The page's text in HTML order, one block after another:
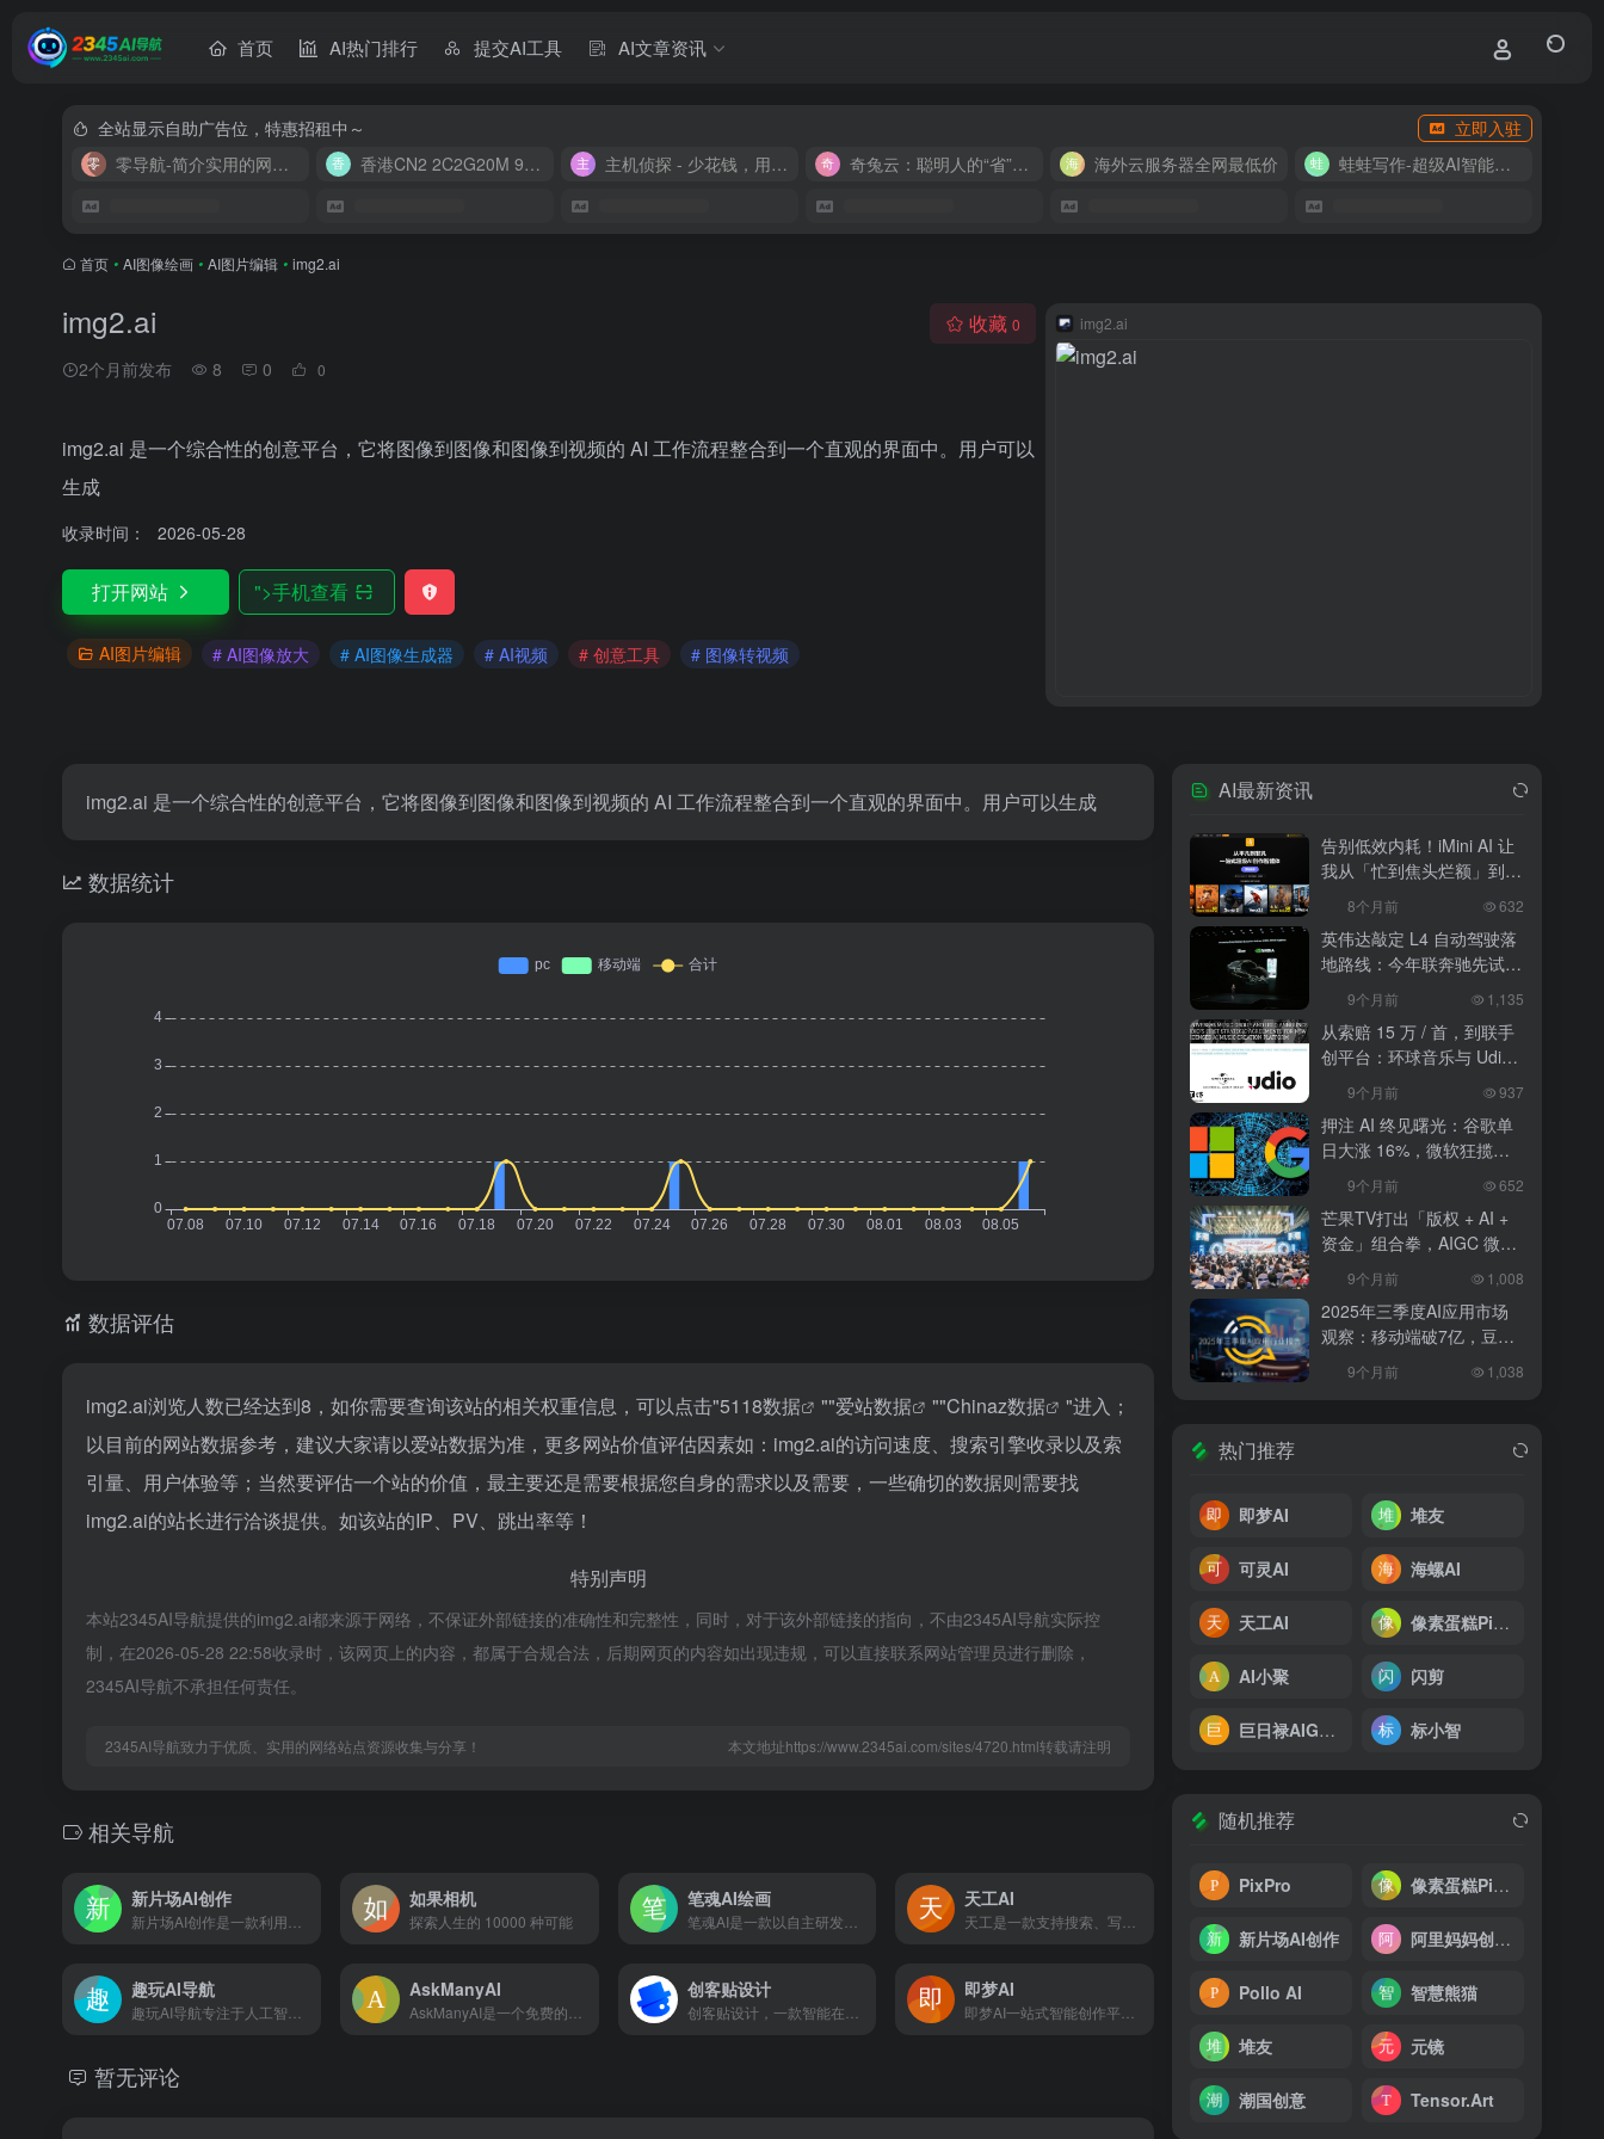
首页 AI热门排行 提交AI工具 AI文章资讯
全站显示自助广告位，特惠招租中～
立即入驻
零导航-简介实用的网址导航
香港CN2 2C2G20M 9.9/月 主机侦探 - 少花钱，用好云 奇兔云：聪明人的“省”钱计划！ 海外云服务器全网最低价 蛙蛙写作-超级AI智能写作助手
首页 • AI图像绘画 • AI图片编辑 • img2.ai
img2.ai
2个月前发布 8 0 0
收藏 0
img2.ai 是一个综合性的创意平台，它将图像到图像和图像到视频的 AI 工作流程整合到一个直观的界面中。用户可以
生成
收录时间： 2026-05-28
打开网站 ">手机查看
AI图片编辑 # AI图像放大 # AI图像生成器 # AI视频 # 创意工具 # 图像转视频
img2.ai
img2.ai 是一个综合性的创意平台，它将图像到图像和图像到视频的 AI 工作流程整合到一个直观的界面中。用户可以生成
数据统计
数据评估
img2.ai浏览人数已经达到8，如你需要查询该站的相关权重信息，可以点击"5118数据 ""爱站数据 ""Chinaz数据
"进入；
以目前的网站数据参考，建议大家请以爱站数据为准，更多网站价值评估因素如：img2.ai的访问速度、搜索引擎收录以及索
引量、用户体验等；当然要评估一个站的价值，最主要还是需要根据您自身的需求以及需要，一些确切的数据则需要找
img2.ai的站长进行洽谈提供。如该站的IP、PV、跳出率等！
特别声明
本站2345AI导航提供的img2.ai都来源于网络，不保证外部链接的准确性和完整性，同时，对于该外部链接的指向，不由2345AI导航实际控
制，在2026-05-28 22:58收录时，该网页上的内容，都属于合规合法，后期网页的内容如出现违规，可以直接联系网站管理员进行删除，
2345AI导航不承担任何责任。
2345AI导航致力于优质、实用的网络站点资源收集与分享！ 本文地址https://www.2345ai.com/sites/4720.html转载请注明
相关导航
新片场AI创作 如果相机
探索人生的 10000 种可能
笔魂AI绘画 天工AI
趣玩AI导航 AskManyAI 创客贴设计 即梦AI
暂无评论
AI最新资讯
告别低效内耗！iMini AI 让
我从「忙到焦头烂额」到
「下班准时打卡」
8个月前 632
英伟达敲定 L4 自动驾驶落
地路线：今年联奔驰先试
水，2027 年 10 万辆无人
出租上路
9个月前 1,135
从索赔 15 万 / 首，到联手
创平台：环球音乐与 Udio
和解，改写 AI 音乐行业规
9个月前 937
押注 AI 终见曙光：谷歌单
日大涨 16%，微软狂揽
18%，科技巨头的 “苦熬与
9个月前 652
芒果TV打出「版权 + AI +
资金」组合拳，AIGC 微短
剧行业将迎洗牌？
9个月前 1,008
2025年三季度AI应用市场
观察：移动端破7亿，豆包
异军突起
9个月前 1,038
热门推荐
即梦AI 堆友
可灵AI 海螺AI
天工AI 像素蛋糕PixCake
AI小聚 闪剪
巨日禄AIGC创作平台 标小智
随机推荐
PixPro 像素蛋糕PixCake
新片场AI创作 阿里妈妈创意中心
Pollo AI 智慧熊猫
堆友 元镜
潮国创意 Tensor.Art